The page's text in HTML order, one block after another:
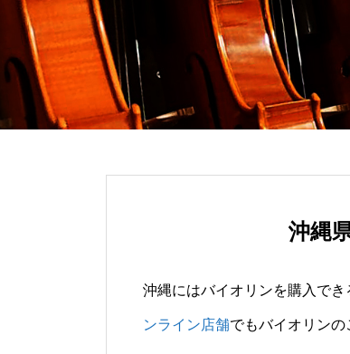
沖縄
沖縄にはバイオリンを購入で
ンライン店舗でもバイオリンの